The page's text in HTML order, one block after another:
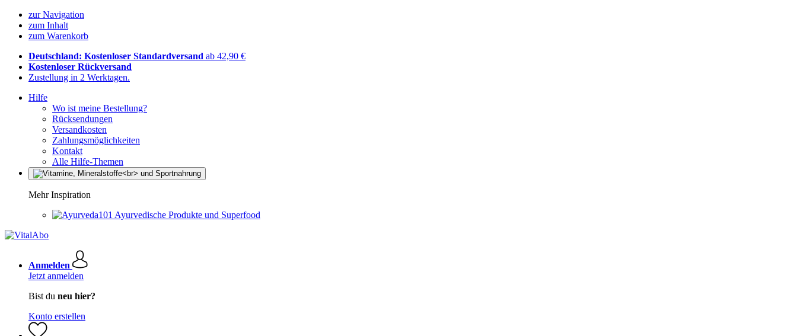
zur Navigation
zum Inhalt
zum Warenkorb
Deutschland: Kostenloser Standardversand ab 42,90 €
Kostenloser Rückversand
Zustellung in 2 Werktagen.
Hilfe
Wo ist meine Bestellung?
Rücksendungen
Versandkosten
Zahlungsmöglichkeiten
Kontakt
Alle Hilfe-Themen
Mehr Inspiration
Ayurvedische Produkte und Superfood
Anmelden
Jetzt anmelden
Bist du neu hier?
Konto erstellen